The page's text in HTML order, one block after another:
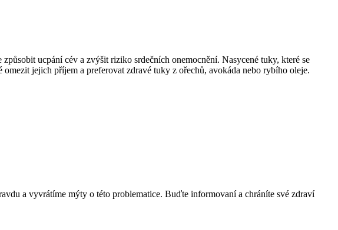
ucpání cév a zvýšit riziko srdečních onemocnění. Nasycené tuky, které se
jejich příjem a preferovat zdravé tuky z ořechů, avokáda nebo rybího oleje.
a vyvrátíme mýty o této problematice. Buďte informovaní a chráníte své zdraví